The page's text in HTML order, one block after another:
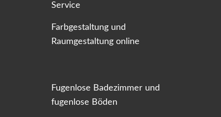
Service
Farbgestaltung und
Raumgestaltung online
Fugenlose Badezimmer und
fugenlose Böden